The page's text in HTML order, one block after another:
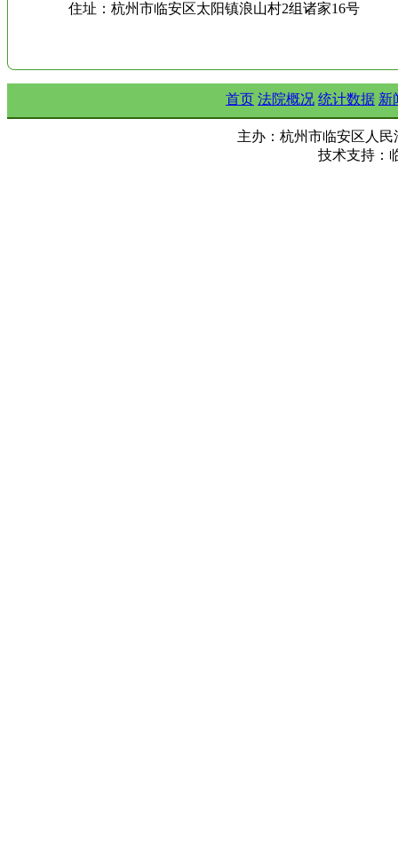
住址：杭州市临安区太阳镇浪山村2组诸家16号
首页 法院概况 统计数据 新
主办：杭州市临安区人民
技术支持：